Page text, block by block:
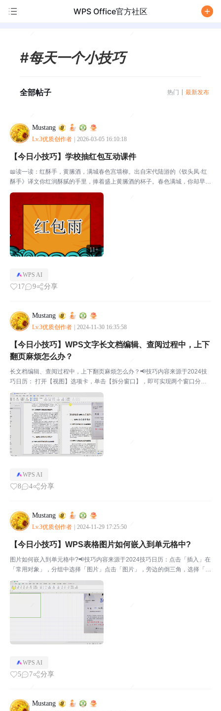
WPS Office官方社区
#每天一个小技巧
全部帖子 热门 最新发布
Mustang
Lv.3优质创作者 2026-03-05 16:10:18
11+
【今日小技巧】学校抽红包互动课件
📖读一读：红酥手，黄縢酒，满城春色宫墙柳。出自宋代陆游的《钗头凤·红
酥手》译文你红润酥腻的手里，捧着盛上黄縢酒的杯子。春色满城，你却早已
像宫墙中的绿柳那般遥不可及。注释黄縢：酒名。或作“黄藤”。宫墙：南宋以
WPS AI
17 9 分享
Mustang
Lv.3优质创作者 2024-11-30 16:35:58
【今日小技巧】WPS文字长文档编辑、查阅过程中，上下
翻页麻烦怎么办？
长文档编辑、查阅过程中，上下翻页麻烦怎么办？📢技巧内容来源于2024技
巧日历： 打开【视图】选项卡，单击【拆分窗口】，即可实现两个窗口分开
编辑、查阅同一长文档，单击【拆分窗口】按钮右侧的向下箭头还可选择【水
平拆分】和【垂直拆分】📢上一个小技巧：【今日小技...
WPS AI
8 4 分享
Mustang
Lv.3优质创作者 2024-11-29 17:25:50
【今日小技巧】WPS表格图片如何嵌入到单元格中?
图片如何嵌入到单元格中?📢技巧内容来源于2024技巧日历：点击「插入」在
「常用对象」，分组中选择「图片」点击「图片」，旁边的倒三角，选择「嵌
入到单元格」，再点击「本地图片」选择自己想要嵌入到单元格的图片即可。
📢上一个小技巧：【今日小技巧】WPS怎样快速制作...
WPS AI
5 7 分享
Mustang